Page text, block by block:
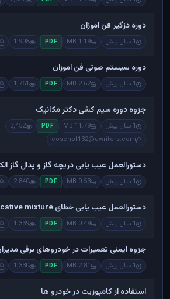
دوره دزگیر فن اموزان
1 سال پیش 1.19 MB
PDF
1,908
دوره سیستم صوتی فن اموزان
1 سال پیش 2.62 MB
PDF
1,761
جزوه دوره سیم کشی دکتر مکانیک
1 سال پیش 11.79 MB
PDF
3,452
cosehof132@dwriters.com
دستورالعمل عیب یابی دریچه گاز و پدال گاز
1 سال پیش 0.53 MB
PDF
2,840
دستورالعمل عیب یابی خطای multiplicative mixture دنا و سورن
1 سال پیش 0.49 MB
PDF
1,339
جزوه ایمنی تعمیرات در خودروهای برقی
1 سال پیش 2.81 MB
PDF
1,330
استفاده از کامپوزیت در خودرو ها